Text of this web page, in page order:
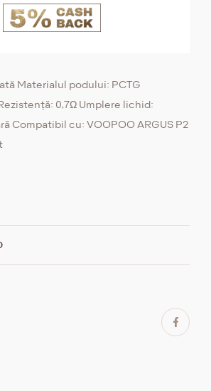
Materialul podului: PCTG
0,7Ω Umplere lichid:
Compatibil cu: VOOPOO ARGUS P2